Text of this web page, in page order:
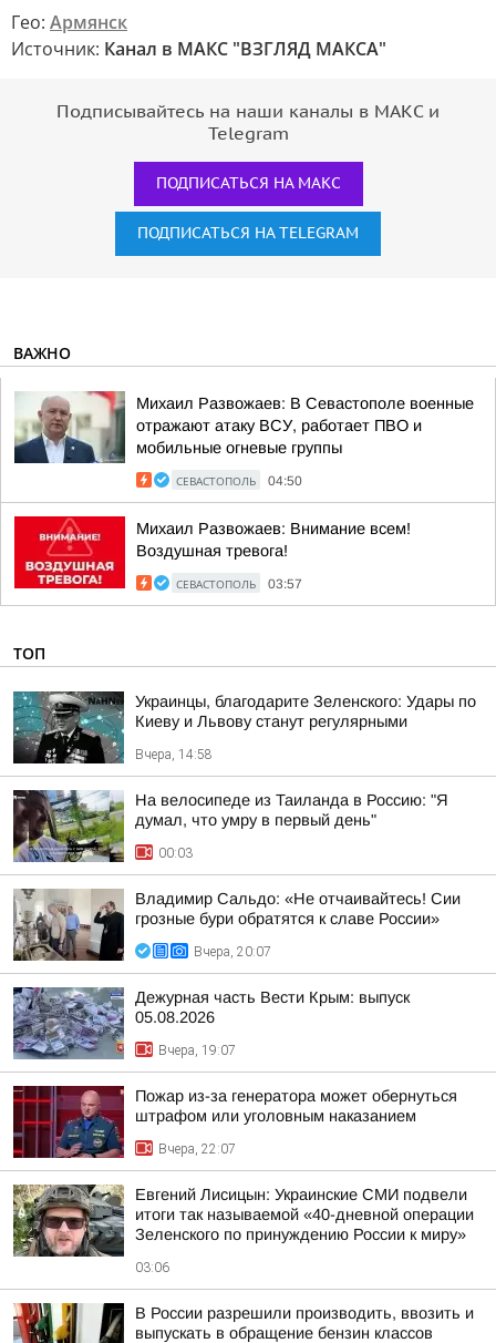
Гео: Армянск
Источник: Канал в МАКС "ВЗГЛЯД МАКСА"
Подписывайтесь на наши каналы в МАКС и
Telegram
ПОДПИСАТЬСЯ НА МАКС
ПОДПИСАТЬСЯ НА TELEGRAM
ВАЖНО
Михаил Развожаев: В Севастополе военные
отражают атаку ВСУ, работает ПВО и
мобильные огневые группы
СЕВАСТОПОЛЬ 04:50
Михаил Развожаев: Внимание всем!
Воздушная тревога!
СЕВАСТОПОЛЬ 03:57
ТОП
Украинцы, благодарите Зеленского: Удары по
Киеву и Львову станут регулярными
Вчера, 14:58
На велосипеде из Таиланда в Россию: "Я
думал, что умру в первый день"
00:03
Владимир Сальдо: «Не отчаивайтесь! Сии
грозные бури обратятся к славе России»
Вчера, 20:07
Дежурная часть Вести Крым: выпуск
05.08.2026
Вчера, 19:07
Пожар из-за генератора может обернуться
штрафом или уголовным наказанием
Вчера, 22:07
Евгений Лисицын: Украинские СМИ подвели
итоги так называемой «40-дневной операции
Зеленского по принуждению России к миру»
03:06
В России разрешили производить, ввозить и
выпускать в обращение бензин классов